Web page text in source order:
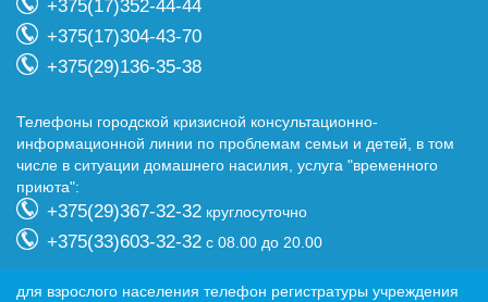
+375(17)352-44-44
+375(17)304-43-70
+375(29)136-35-38
Телефоны городской кризисной консультационно-
информационной линии по проблемам семьи и детей, в том
числе в ситуации домашнего насилия, услуга "временного
приюта":
+375(29)367-32-32 круглосуточно
+375(33)603-32-32 с 08.00 до 20.00
для взрослого населения телефон регистратуры учреждения